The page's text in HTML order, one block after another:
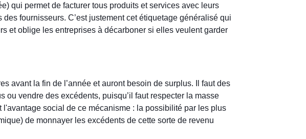
qui permet de facturer tous produits et services avec leurs
fournisseurs. C’est justement cet étiquetage généralisé qui
et oblige les entreprises à décarboner si elles veulent garder
avant la fin de l’année et auront besoin de surplus. Il faut des
ou vendre des excédents, puisqu’il faut respecter la masse
social de ce mécanisme : la possibilité par les plus
de monnayer les excédents de cette sorte de revenu